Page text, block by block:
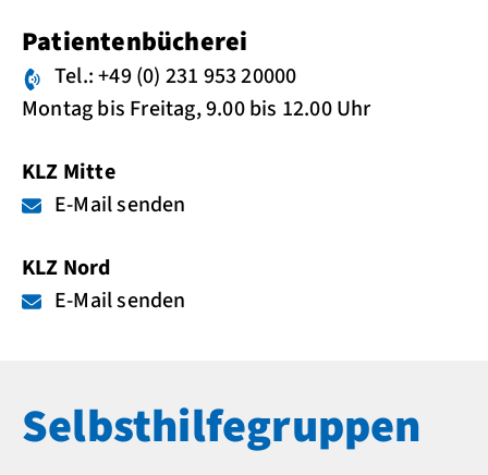
Patientenbücherei
Tel.: +49 (0) 231 953 20000
Montag bis Freitag, 9.00 bis 12.00 Uhr
KLZ Mitte
E-Mail senden
KLZ Nord
E-Mail senden
Selbsthilfegruppen